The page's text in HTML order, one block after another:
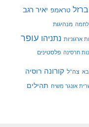
טראמפ יאיר רגב
מנהיגות
ארגוניות נתניהו עופר
חרסינה פלסטינים
צה"ל קורונה רוסיה
אונגר משיח תהילים